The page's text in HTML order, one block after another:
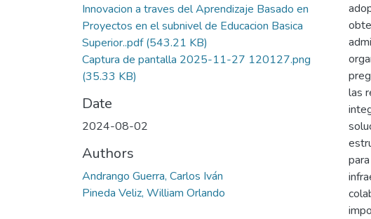
Innovacion a traves del Aprendizaje Basado en
Proyectos en el subnivel de Educacion Basica
Superior..pdf(543.21 KB)
Captura de pantalla 2025-11-27 120127.png
(35.33 KB)
Date
2024-08-02
Authors
Andrango Guerra, Carlos Iván
Pineda Veliz, William Orlando
las